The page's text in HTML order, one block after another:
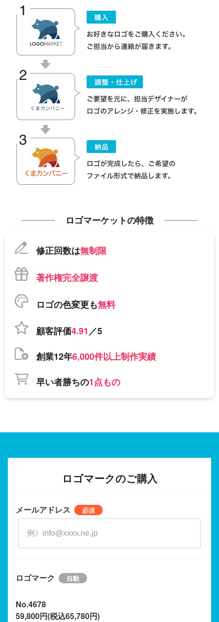
ロゴマーケットの特徴
修正回数は無制限
著作権完全譲渡
ロゴの色変更も無料
顧客評価4.91／5
創業12年6,000件以上制作実績
早い者勝ちの1点もの
ロゴマークのご購入
メールアドレス
ロゴマーク
No.4678
59,800円(税込65,780円)